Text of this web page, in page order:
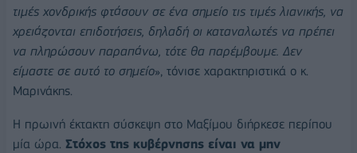
τιμές χονδρικής φτάσουν σε ένα σημείο τις τιμές λιανικής, να
χρειάζονται επιδοτήσεις, δηλαδή οι καταναλωτές να πρέπει
να πληρώσουν παραπάνω, τότε θα παρέμβουμε. Δεν
είμαστε σε αυτό το σημείο», τόνισε χαρακτηριστικά ο κ.
Μαρινάκης.
Η πρωινή έκτακτη σύσκεψη στο Μαξίμου διήρκεσε περίπου
μία ώρα. Στόχος της κυβέρνησης είναι να μην